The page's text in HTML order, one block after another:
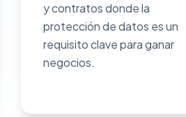
y contratos donde la
protección de datos es un
requisito clave para ganar
negocios.